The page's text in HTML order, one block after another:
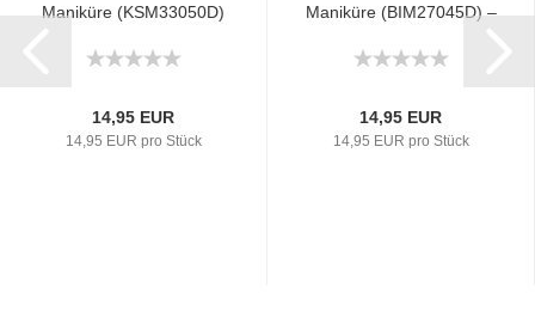
Maniküre (KSM33050D)
14,95 EUR
14,95 EUR pro Stück
Maniküre (BIM27045D) –
14,95 EUR
14,95 EUR pro Stück